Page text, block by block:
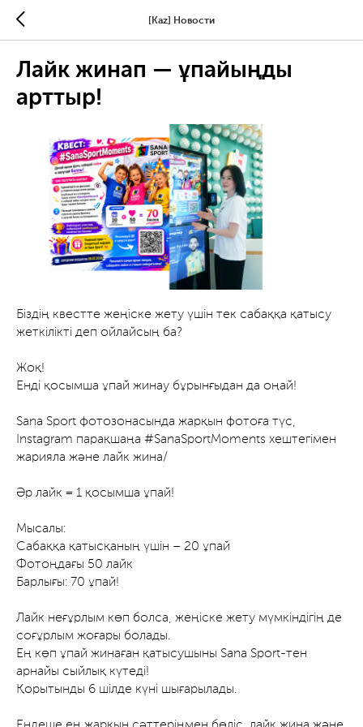
[Kaz] Новости
Лайк жинап — ұпайыңды
арттыр!
Біздің квестте жеңіске жету үшін тек сабаққа қатысу
жеткілікті деп ойлайсың ба?
Жоқ!
Енді қосымша ұпай жинау бұрынғыдан да оңай!
Sana Sport фотозонасында жарқын фотоға түс,
Instagram парақшаңа #SanaSportMoments хештегімен
жарияла және лайк жина/
Әр лайк = 1 қосымша ұпай!
Мысалы:
Сабаққа қатысқаның үшін – 20 ұпай
Фотоңдағы 50 лайк
Барлығы: 70 ұпай!
Лайк неғұрлым көп болса, жеңіске жету мүмкіндігің де
соғұрлым жоғары болады.
Ең көп ұпай жинаған қатысушыны Sana Sport-тен
арнайы сыйлық күтеді!
Қорытынды 6 шілде күні шығарылады.